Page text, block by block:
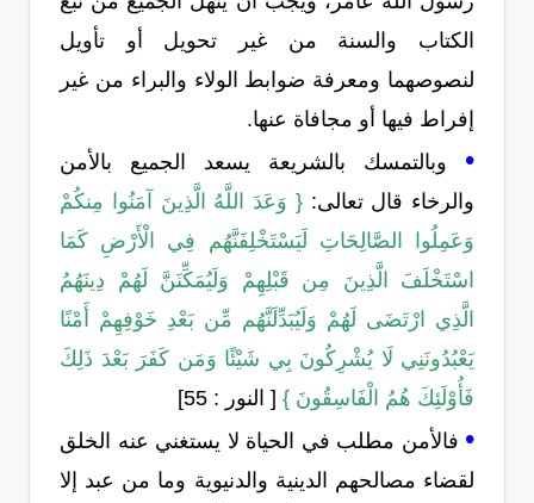
الكتاب والسنة من غير تحويل أو تأويل
لنصوصهما ومعرفة ضوابط الولاء والبراء من غير
إفراط فيها أو مجافاة عنها.
• وبالتمسك بالشريعة يسعد الجميع بالأمن
والرخاء قال تعالى:{ وَعَدَ اللَّهُ الَّذِينَ آمَنُوا مِنكُمْ
وَعَمِلُوا الصَّالِحَاتِ لَيَسْتَخْلِفَنَّهُم فِي الْأَرْضِ كَمَا
اسْتَخْلَفَ الَّذِينَ مِن قَبْلِهِمْ وَلَيُمَكِّنَنَّ لَهُمْ دِينَهُمُ
الَّذِي ارْتَضَى لَهُمْ وَلَيُبَدِّلَنَّهُم مِّن بَعْدِ خَوْفِهِمْ أَمْنًا
يَعْبُدُونَنِي لَا يُشْرِكُونَ بِي شَيْئًا وَمَن كَفَرَ بَعْدَ ذَلِكَ
فَأُوْلَئِكَ هُمُ الْفَاسِقُونَ } [ النور : 55]
• فالأمن مطلب في الحياة لا يستغني عنه الخلق
لقضاء مصالحهم الدينية والدنيوية وما من عبد إلا